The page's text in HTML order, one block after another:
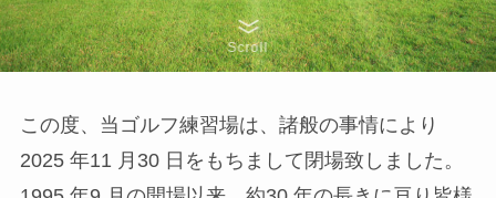
Scroll
この度、当ゴルフ練習場は、諸般の事情により
2025 年11 月30 日をもちまして閉場致しました。